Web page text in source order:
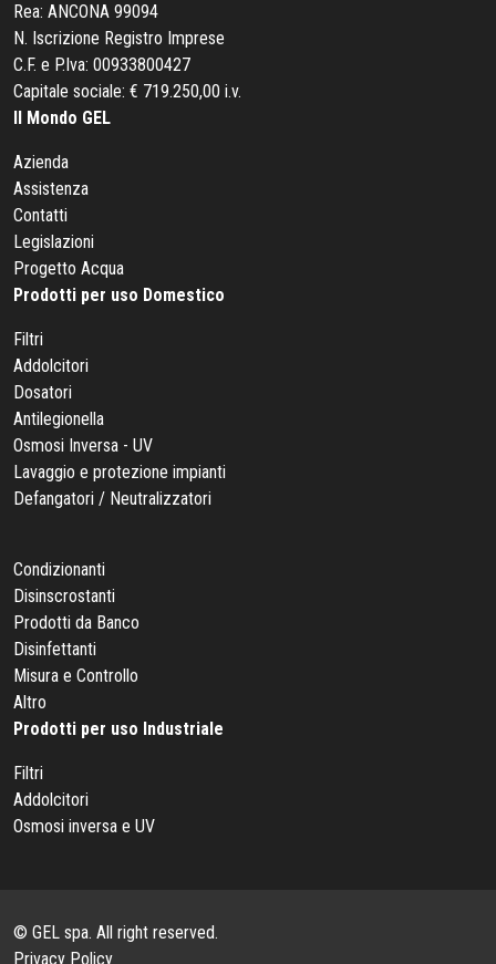
Rea: ANCONA 99094
N. Iscrizione Registro Imprese
C.F. e P.Iva: 00933800427
Capitale sociale: € 719.250,00 i.v.
Il Mondo GEL
Azienda
Assistenza
Contatti
Legislazioni
Progetto Acqua
Prodotti per uso Domestico
Filtri
Addolcitori
Dosatori
Antilegionella
Osmosi Inversa - UV
Lavaggio e protezione impianti
Defangatori / Neutralizzatori
Condizionanti
Disinscrostanti
Prodotti da Banco
Disinfettanti
Misura e Controllo
Altro
Prodotti per uso Industriale
Filtri
Addolcitori
Osmosi inversa e UV
© GEL spa. All right reserved.
Privacy Policy